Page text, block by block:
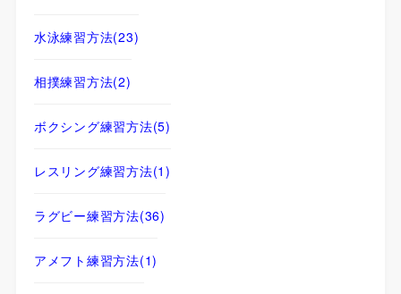
水泳練習方法(23)
相撲練習方法(2)
ボクシング練習方法(5)
レスリング練習方法(1)
ラグビー練習方法(36)
アメフト練習方法(1)